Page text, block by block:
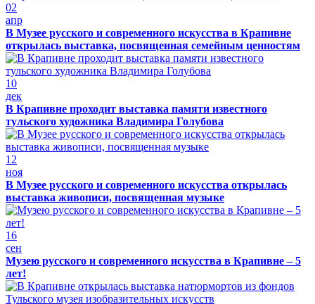
02
апр
В Музее русского и современного искусства в Крапивне
открылась выставка, посвященная семейным ценностям
10
дек
В Крапивне проходит выставка памяти известного
тульского художника Владимира Голубова
12
ноя
В Музее русского и современного искусства открылась
выставка живописи, посвященная музыке
16
сен
Музею русского и современного искусства в Крапивне – 5
лет!